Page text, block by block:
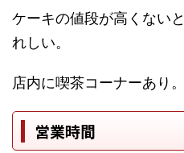
ケーキの値段が高くない
れしい。
店内に喫茶コーナーあり。
営業時間